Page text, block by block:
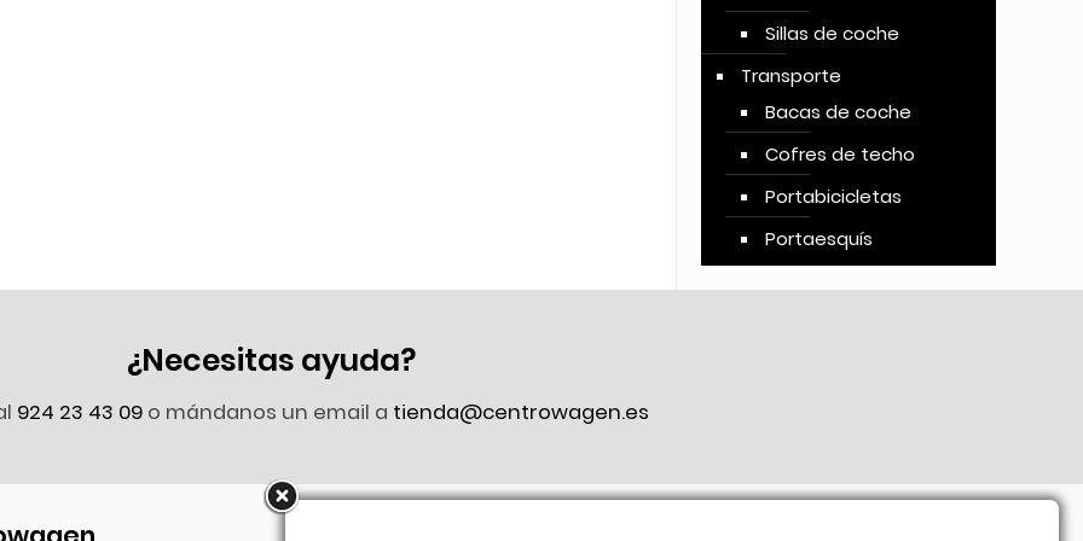
Sillas de coche
Transporte
Bacas de coche
Cofres de techo
Portabicicletas
Portaesquís
¿Necesitas ayuda?
924 23 43 09 o mándanos un email a tienda@centrowagen.es